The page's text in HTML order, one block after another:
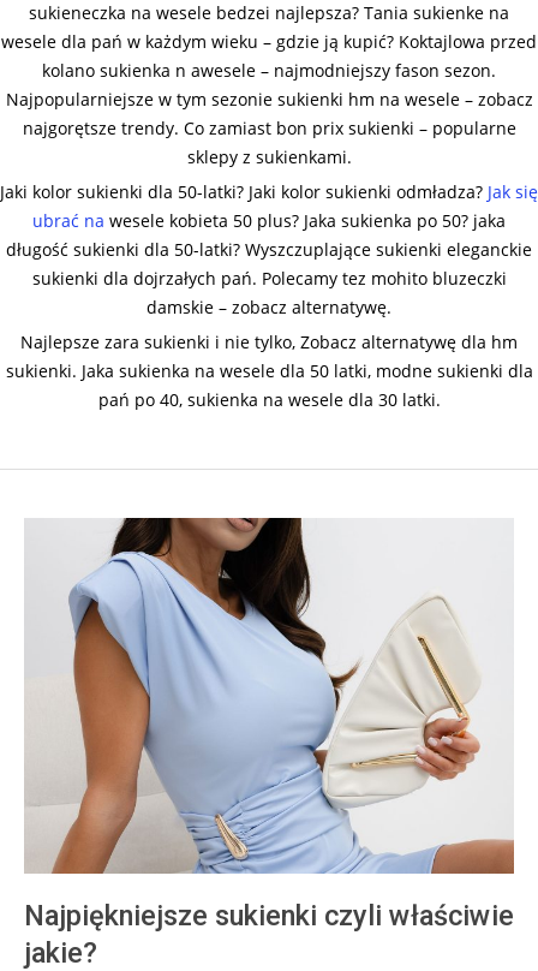
sukieneczka na wesele bedzei najlepsza? Tania sukienke na
wesele dla pań w każdym wieku – gdzie ją kupić? Koktajlowa przed
kolano sukienka n awesele – najmodniejszy fason sezon.
Najpopularniejsze w tym sezonie sukienki hm na wesele – zobacz
najgorętsze trendy. Co zamiast bon prix sukienki – popularne
sklepy z sukienkami.
Jaki kolor sukienki dla 50-latki? Jaki kolor sukienki odmładza? Jak się
ubrać na wesele kobieta 50 plus? Jaka sukienka po 50? jaka
długość sukienki dla 50-latki? Wyszczuplające sukienki eleganckie
sukienki dla dojrzałych pań. Polecamy tez mohito bluzeczki
damskie – zobacz alternatywę.
Najlepsze zara sukienki i nie tylko, Zobacz alternatywę dla hm
sukienki. Jaka sukienka na wesele dla 50 latki, modne sukienki dla
pań po 40, sukienka na wesele dla 30 latki.
Najpiękniejsze sukienki czyli właściwie
jakie?